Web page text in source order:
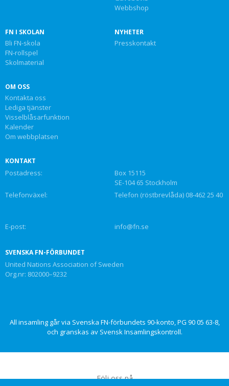
Webbshop
FN I SKOLAN
Bli FN-skola
FN-rollspel
Skolmaterial
NYHETER
Presskontakt
OM OSS
Kontakta oss
Lediga tjänster
Visselblåsarfunktion
Kalender
Om webbplatsen
KONTAKT
Postadress:
Box 15115
SE-104 65 Stockholm
Telefonväxel:
Telefon (röstbrevlåda) 08-462 25 40
E-post: info@fn.se
SVENSKA FN-FÖRBUNDET
United Nations Association of Sweden
Org.nr: 802000–9232
All insamling går via Svenska FN-förbundets 90-konto, PG 90 05 63-8,
och granskas av Svensk Insamlingskontroll.
Följ oss på